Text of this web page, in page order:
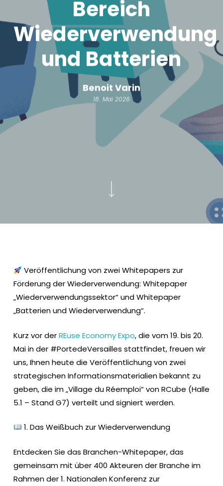
Bereich
Wiederverwendung
und Batterien
Benoit Varin
18. Mai 2026
Veröffentlichung von zwei Whitepapers zur
Förderung der Wiederverwendung: Whitepaper
„Wiederverwendungssektor“ und Whitepaper
„Batterien und Wiederverwendung“.
Kurz vor derREuse Economy Expo, die vom 19. bis 20.
Mai in der #PortedeVersailles stattfindet, freuen wir
uns, Ihnen heute die Veröffentlichung von zwei
strategischen Informationsmaterialien bekannt zu
geben, die im „Village du Réemploi“ von RCube (Halle
5.1 – Stand G7) verteilt und signiert werden.
1. Das Weißbuch zur Wiederverwendung
Entdecken Sie das Branchen-Whitepaper, das
gemeinsam mit über 400 Akteuren der Branche im
Rahmen der 1. Nationalen Konferenz zur